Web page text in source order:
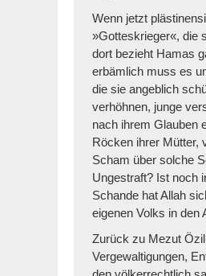
Wenn jetzt
»Gotteskrieger«, die
dort bezieht Hamas
erbämlich muss es
die sie angeblich
verhöhnen, junge
nach ihrem Glauben
Röcken ihrer Mütter,
Scham über solche
Ungestraft? Ist noch
Schande hat Allah
eigenen Volks in den
Zurück zu Mezut
Vergewaltigungen,